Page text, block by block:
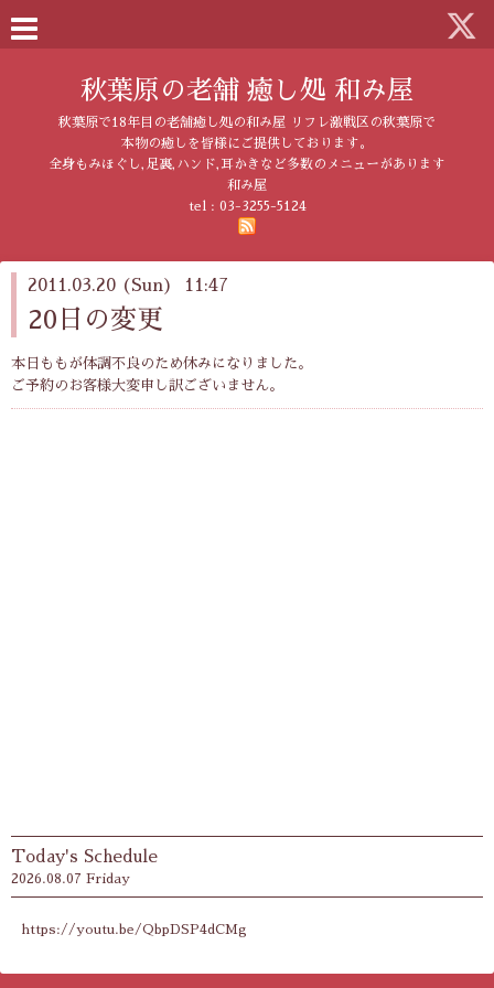
秋葉原の老舗 癒し処 和み屋
秋葉原で18年目の老舗癒し処の和み屋 リフレ激戦区の秋葉原で
本物の癒しを皆様にご提供しております。
全身もみほぐし,足裏,ハンド,耳かきなど多数のメニューがあります
和み屋
tel : 03-3255-5124
2011.03.20 (Sun) 11:47
20日の変更
本日ももが体調不良のため休みになりました。
ご予約のお客様大変申し訳ございません。
Today's Schedule
2026.08.07 Friday
https://youtu.be/QbpDSP4dCMg